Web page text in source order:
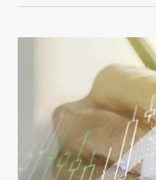
à
faire